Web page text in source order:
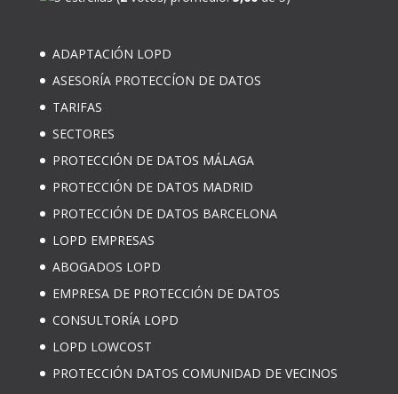
ADAPTACIÓN LOPD
ASESORÍA PROTECCÍON DE DATOS
TARIFAS
SECTORES
PROTECCIÓN DE DATOS MÁLAGA
PROTECCIÓN DE DATOS MADRID
PROTECCIÓN DE DATOS BARCELONA
LOPD EMPRESAS
ABOGADOS LOPD
EMPRESA DE PROTECCIÓN DE DATOS
CONSULTORÍA LOPD
LOPD LOWCOST
PROTECCIÓN DATOS COMUNIDAD DE VECINOS